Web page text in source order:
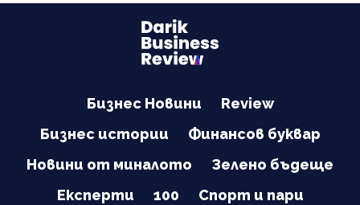
Бизнес Новини
Review
Бизнес истории
Финансов буквар
Новини от миналото
Зелено бъдеще
Експерти
100
Спорт и пари